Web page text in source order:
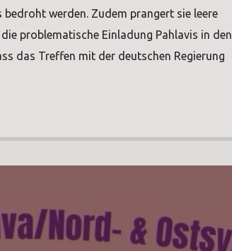
werden. Zudem prangert sie leere
problematische Einladung Pahlavis in den
das Treffen mit der deutschen Regierung